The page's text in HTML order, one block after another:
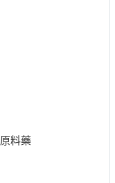
原料藥